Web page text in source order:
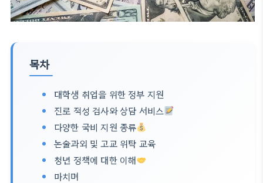
목차
대학생 취업을 위한 정부 지원
진로 적성 검사와 상담 서비스
다양한 국비 지원 종류
논술과외 및 고교 위탁 교육
청년 정책에 대한 이해
마치며